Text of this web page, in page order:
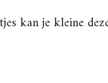
kan je kleine